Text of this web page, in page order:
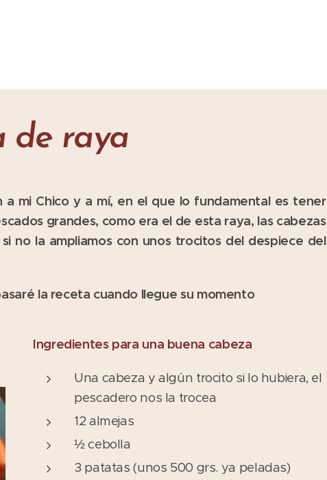
de raya
mi Chico y a mí, en el que lo fundamental es tener
grandes, como era el de esta raya, las cabezas
no la ampliamos con unos trocitos del despiece del
la receta cuando llegue su momento
Ingredientes para una buena cabeza
Una cabeza y algún trocito si lo hubiera, el
pescadero nos la trocea
12 almejas
½ cebolla
3 patatas (unos 500 grs. ya peladas)